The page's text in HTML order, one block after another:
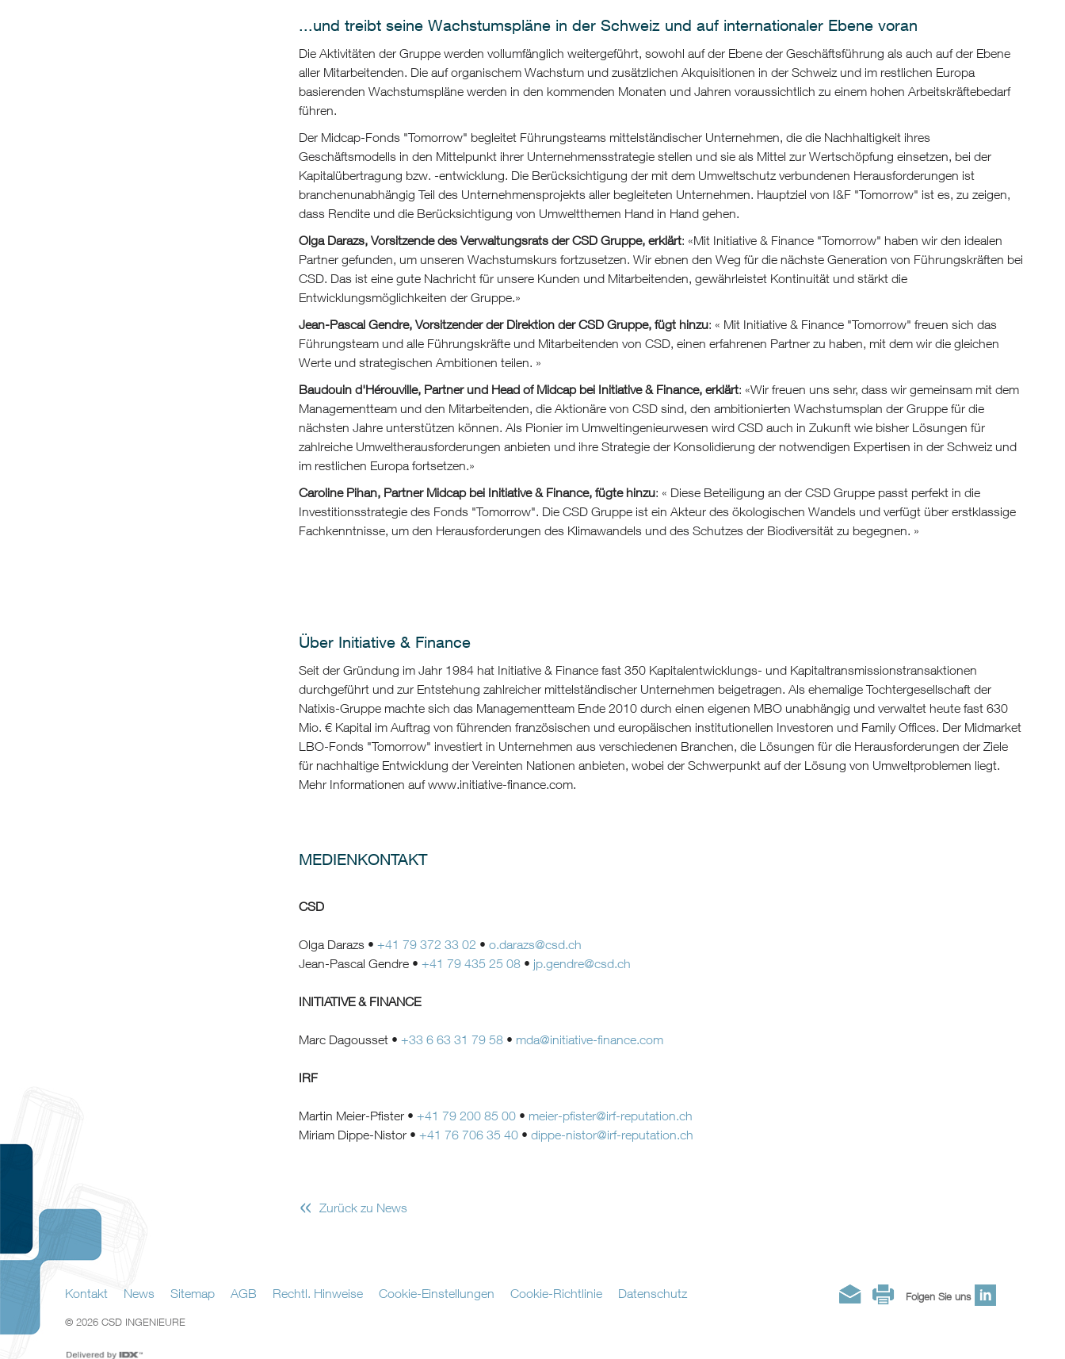
...und treibt seine Wachstumspläne in der Schweiz und auf internationaler Ebene voran
Die Aktivitäten der Gruppe werden vollumfänglich weitergeführt, sowohl auf der Ebene der Geschäftsführung als auch auf der Ebene
aller Mitarbeitenden. Die auf organischem Wachstum und zusätzlichen Akquisitionen in der Schweiz und im restlichen Europa
basierenden Wachstumspläne werden in den kommenden Monaten und Jahren voraussichtlich zu einem hohen Arbeitskräftebedarf
führen.
Der Midcap-Fonds "Tomorrow" begleitet Führungsteams mittelständischer Unternehmen, die die Nachhaltigkeit ihres
Geschäftsmodells in den Mittelpunkt ihrer Unternehmensstrategie stellen und sie als Mittel zur Wertschöpfung einsetzen, bei der
Kapitalübertragung bzw. -entwicklung. Die Berücksichtigung der mit dem Umweltschutz verbundenen Herausforderungen ist
branchenunabhängig Teil des Unternehmensprojekts aller begleiteten Unternehmen. Hauptziel von I&F "Tomorrow" ist es, zu zeigen,
dass Rendite und die Berücksichtigung von Umweltthemen Hand in Hand gehen.
Olga Darazs, Vorsitzende des Verwaltungsrats der CSD Gruppe, erklärt: «Mit Initiative & Finance "Tomorrow" haben wir den idealen
Partner gefunden, um unseren Wachstumskurs fortzusetzen. Wir ebnen den Weg für die nächste Generation von Führungskräften bei
CSD. Das ist eine gute Nachricht für unsere Kunden und Mitarbeitenden, gewährleistet Kontinuität und stärkt die
Entwicklungsmöglichkeiten der Gruppe.»
Jean-Pascal Gendre, Vorsitzender der Direktion der CSD Gruppe, fügt hinzu: « Mit Initiative & Finance "Tomorrow" freuen sich das
Führungsteam und alle Führungskräfte und Mitarbeitenden von CSD, einen erfahrenen Partner zu haben, mit dem wir die gleichen
Werte und strategischen Ambitionen teilen. »
Baudouin d'Hérouville, Partner und Head of Midcap bei Initiative & Finance, erklärt: «Wir freuen uns sehr, dass wir gemeinsam mit dem
Managementteam und den Mitarbeitenden, die Aktionäre von CSD sind, den ambitionierten Wachstumsplan der Gruppe für die
nächsten Jahre unterstützen können. Als Pionier im Umweltingenieurwesen wird CSD auch in Zukunft wie bisher Lösungen für
zahlreiche Umweltherausforderungen anbieten und ihre Strategie der Konsolidierung der notwendigen Expertisen in der Schweiz und
im restlichen Europa fortsetzen.»
Caroline Pihan, Partner Midcap bei Initiative & Finance, fügte hinzu: « Diese Beteiligung an der CSD Gruppe passt perfekt in die
Investitionsstrategie des Fonds "Tomorrow". Die CSD Gruppe ist ein Akteur des ökologischen Wandels und verfügt über erstklassige
Fachkenntnisse, um den Herausforderungen des Klimawandels und des Schutzes der Biodiversität zu begegnen. »
Über Initiative & Finance
Seit der Gründung im Jahr 1984 hat Initiative & Finance fast 350 Kapitalentwicklungs- und Kapitaltransmissionstransaktionen
durchgeführt und zur Entstehung zahlreicher mittelständischer Unternehmen beigetragen. Als ehemalige Tochtergesellschaft der
Natixis-Gruppe machte sich das Managementteam Ende 2010 durch einen eigenen MBO unabhängig und verwaltet heute fast 630
Mio. € Kapital im Auftrag von führenden französischen und europäischen institutionellen Investoren und Family Offices. Der Midmarket
LBO-Fonds "Tomorrow" investiert in Unternehmen aus verschiedenen Branchen, die Lösungen für die Herausforderungen der Ziele
für nachhaltige Entwicklung der Vereinten Nationen anbieten, wobei der Schwerpunkt auf der Lösung von Umweltproblemen liegt.
Mehr Informationen auf www.initiative-finance.com.
MEDIENKONTAKT
CSD
Olga Darazs • +41 79 372 33 02 • o.darazs@csd.ch
Jean-Pascal Gendre • +41 79 435 25 08 • jp.gendre@csd.ch
INITIATIVE & FINANCE
Marc Dagousset • +33 6 63 31 79 58 • mda@initiative-finance.com
IRF
Martin Meier-Pfister • +41 79 200 85 00 • meier-pfister@irf-reputation.ch
Miriam Dippe-Nistor • +41 76 706 35 40 • dippe-nistor@irf-reputation.ch
« Zurück zu News
Folgen Sie uns
Kontakt News Sitemap AGB Rechtl. Hinweise Cookie-Einstellungen Cookie-Richtlinie Datenschutz
© 2026 CSD INGENIEURE